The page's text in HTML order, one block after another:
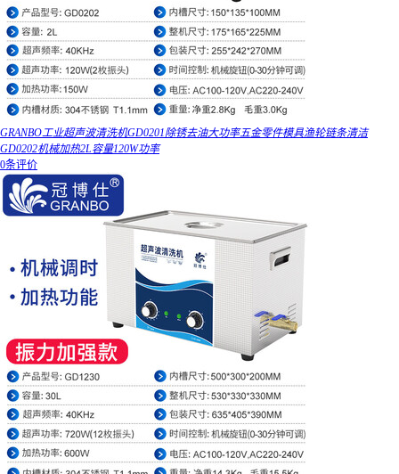
GRANBO工业超声波清洗机GD0201除锈去油大功率五金零件模具渔轮链条清洁
GD0202机械加热2L容量120W功率
0条评价